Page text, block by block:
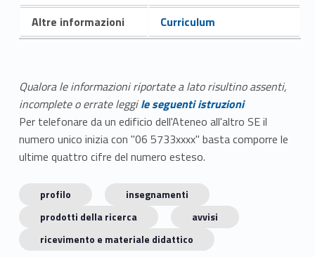
Altre informazioni
Curriculum
Qualora le informazioni riportate a lato risultino assenti,
incomplete o errate leggile seguenti istruzioni
Per telefonare da un edificio dell'Ateneo all'altro SE il
numero unico inizia con "06 5733xxxx" basta comporre le
ultime quattro cifre del numero esteso.
profilo
insegnamenti
prodotti della ricerca
avvisi
ricevimento e materiale didattico